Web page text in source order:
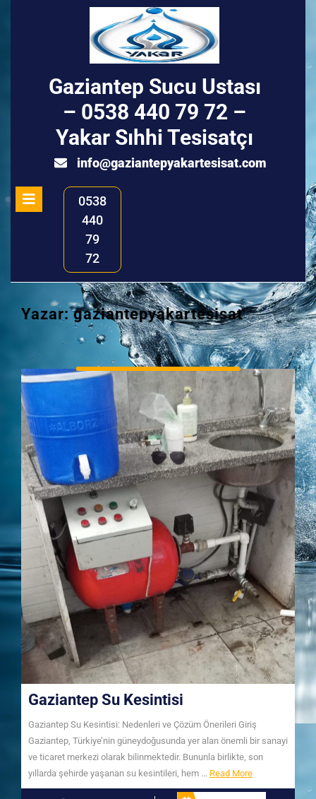
Gaziantep Sucu Ustası
– 0538 440 79 72 –
Yakar Sıhhi Tesisatçı
info@gaziantepyakartesisat.com
Open
0538
440
79
72
Yazar:gaziantepyakartesisat
Gaziantep Su Kesintisi
Gaziantep Su Kesintisi: Nedenleri ve Çözüm Önerileri Giriş
Gaziantep, Türkiye’nin güneydoğusunda yer alan önemli bir sanayi
ve ticaret merkezi olarak bilinmektedir. Bununla birlikte, son
yıllarda şehirde yaşanan su kesintileri, hem ... Read MoreRead
More